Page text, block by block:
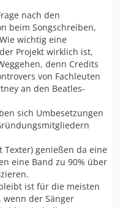
nach den
beim Songschreiben,
wichtig eine
Projekt wirklich ist,
denn Credits
von Fachleuten
an den Beatles-
sich Umbesetzungen
genießen da eine
eine Band zu 90% über
ist für die meisten
wenn der Sänger